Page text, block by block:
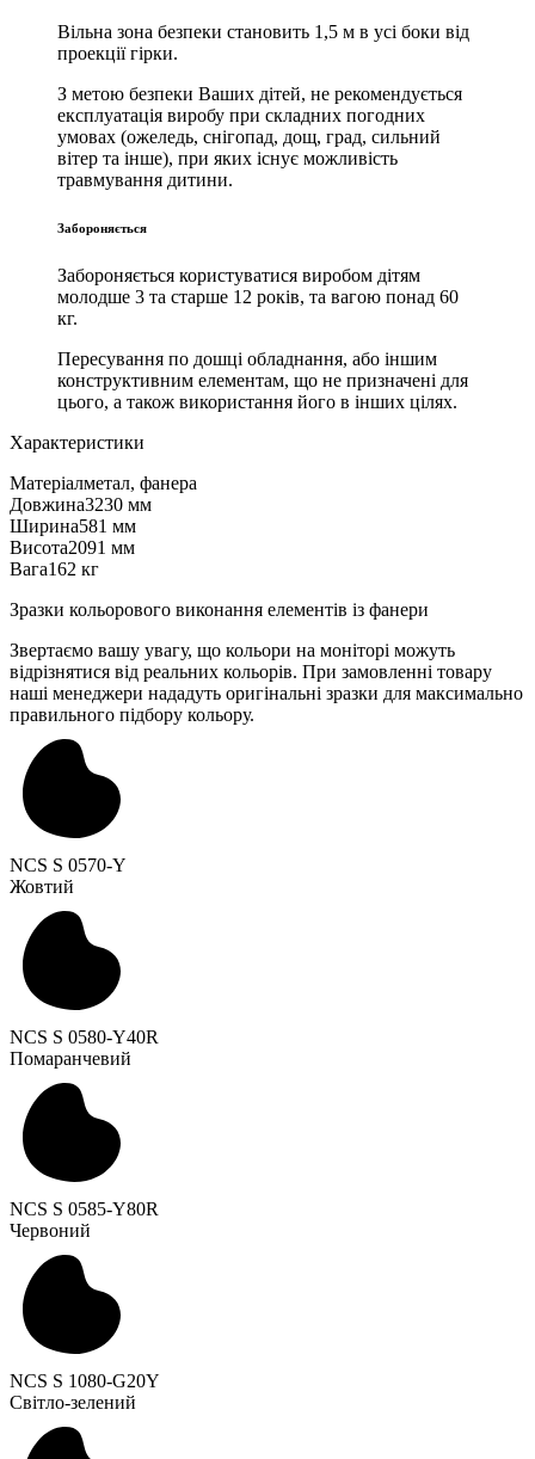
Вільна зона безпеки становить 1,5 м в усі боки від
проекції гірки.
З метою безпеки Ваших дітей, не рекомендується
експлуатація виробу при складних погодних
умовах (ожеледь, снігопад, дощ, град, сильний
вітер та інше), при яких існує можливість
травмування дитини.
Забороняється
Забороняється користуватися виробом дітям
молодше 3 та старше 12 років, та вагою понад 60
кг.
Пересування по дошці обладнання, або іншим
конструктивним елементам, що не призначені для
цього, а також використання його в інших цілях.
Характеристики
Матеріалметал, фанера
Довжина3230 мм
Ширина581 мм
Висота2091 мм
Вага162 кг
Зразки кольорового виконання елементів із фанери
Звертаємо вашу увагу, що кольори на моніторі можуть
відрізнятися від реальних кольорів. При замовленні товару
наші менеджери нададуть оригінальні зразки для максимально
правильного підбору кольору.
NCS S 0570-Y
Жовтий
NCS S 0580-Y40R
Помаранчевий
NCS S 0585-Y80R
Червоний
NCS S 1080-G20Y
Світло-зелений